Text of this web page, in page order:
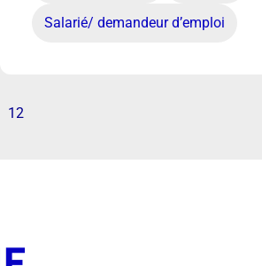
Salarié/ demandeur d’emploi
12